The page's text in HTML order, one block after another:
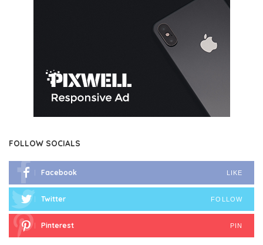
FOLLOW SOCIALS
Facebook LIKE
Twitter FOLLOW
Pinterest PIN